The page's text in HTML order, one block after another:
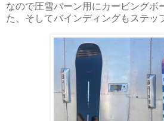
なので圧雪バーン用にカービングボ
た、そしてバインディングもステッ